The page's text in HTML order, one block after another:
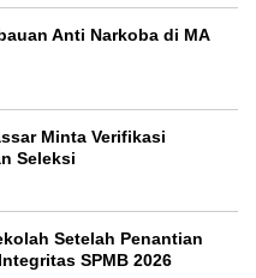
Anti Narkoba di MA
Minta Verifikasi
Seleksi
Setelah Penantian
SPMB 2026